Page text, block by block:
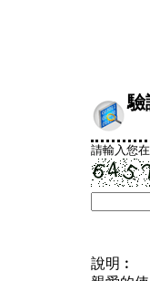
驗
請輸入您
說明︰